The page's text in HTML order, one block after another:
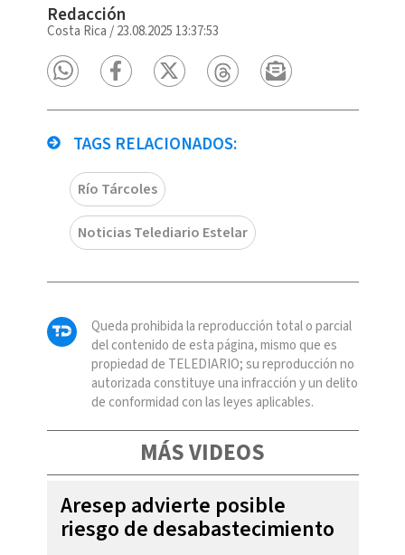
Redacción
Costa Rica /23.08.2025 13:37:53
TAGS RELACIONADOS:
Río Tárcoles
Noticias Telediario Estelar
Queda prohibida la reproducción total o parcial
del contenido de esta página, mismo que es
propiedad de TELEDIARIO; su reproducción no
autorizada constituye una infracción y un delito
de conformidad con las leyes aplicables.
MÁS VIDEOS
Aresep advierte posible
riesgo de desabastecimiento